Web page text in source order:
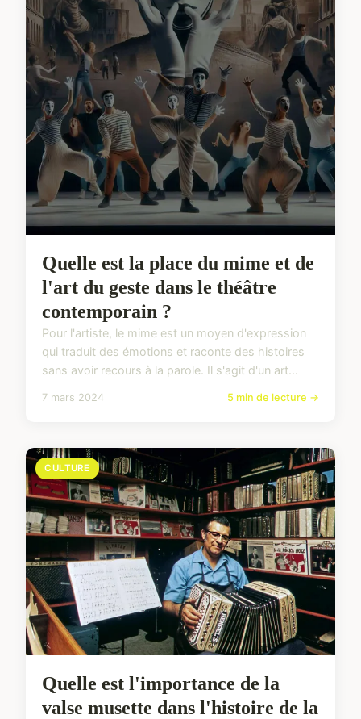
Quelle est la place du mime et de
l'art du geste dans le théâtre
contemporain ?
Pour l'artiste, le mime est un moyen d'expression
qui traduit des émotions et raconte des histoires
sans avoir recours à la parole. Il s'agit d'un art...
7 mars 2024 5 min de lecture →
CULTURE
Quelle est l'importance de la
valse musette dans l'histoire de la